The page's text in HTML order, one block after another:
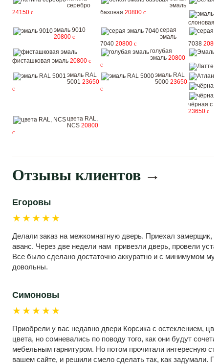
серебро
24150 c
эмаль
базовая 20800 c
слоновая
эмаль 9010
20800 c
серая
эмаль
7040 20800 c 7038
фисташковая эмаль 20800 c
голубая
эмаль 20800
c
эмаль RAL
5001 23650
c
эмаль RAL
5000 23650
c
чёрная с
23650 c
цвета RAL,
NCS 20800
c
Отзывы клиентов →
Егоровы
★★★★★
Делали заказ на межкомнатную дверь. Приехал замерщик,
аванс. Через две недели нам привезли дверь, провели
Все было сделано достаточно аккуратно и с минимумом
довольны.
Симоновы
★★★★★
Приобрели у вас недавно двери Корсика с остеклением,
цвета, но сомневались по поводу того, как они будут
мебельным гарнитуром. Но потом прочитали интересную
вашем сайте, и решили смело сделать так, как задумали.